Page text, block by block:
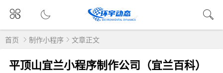
首页 制作小程序 文章正文
平顶山宜兰小程序制作公司（宜兰百科）